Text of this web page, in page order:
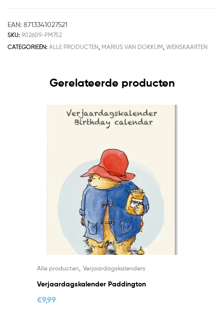
EAN: 8713341027521
SKU: 902609-PM752
CATEGORIEËN: ALLE PRODUCTEN MARIUS VAN DOKKUM WENSKAARTEN
Gerelateerde producten
Alle producten, Verjaardagskalenders
Verjaardagskalender Paddington
€9,99